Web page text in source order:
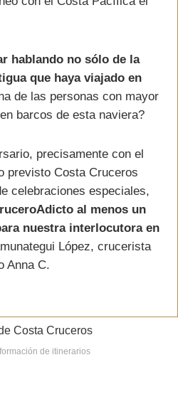
hablando no sólo de la
que haya viajado en
de las personas con mayor
barcos de esta naviera?
precisamente con el
previsto Costa Cruceros
celebraciones especiales,
al menos un
nuestra interlocutora en
López, crucerista
Anna C.
de itinerarios